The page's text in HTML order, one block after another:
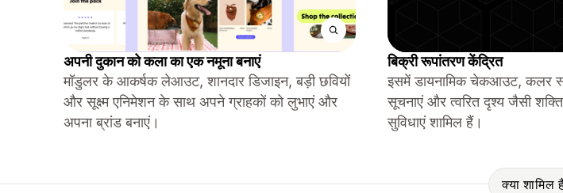
अपनी दुकान को कला का एक नमूना बनाएं
मॉडुलर के आकर्षक लेआउट, शानदार डिजाइन, बड़ी छवियों
और सूक्ष्म एनिमेशन के साथ अपने ग्राहकों को लुभाएं और
अपना ब्रांड बनाएं।
बिक्री रूपांतरण केंद्रित
इसमें डायनामिक चेकआउट, कलर
सूचनाएं और त्वरित दृश्य जैसी
सुविधाएं शामिल हैं।
क्या शामिल